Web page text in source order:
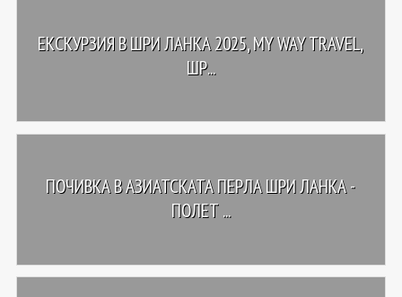
ЕКСКУРЗИЯ В ШРИ ЛАНКА 2025, MY WAY TRAVEL,
ШР...
ПОЧИВКА В АЗИАТСКАТА ПЕРЛА ШРИ ЛАНКА -
ПОЛЕТ ...